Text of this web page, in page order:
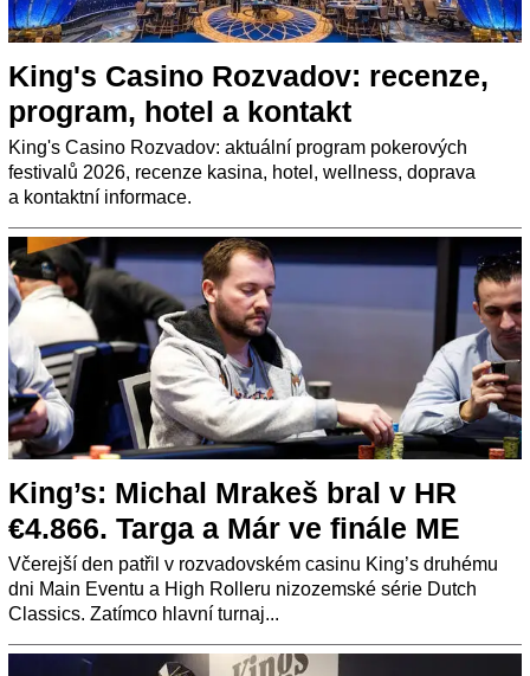
King's Casino Rozvadov: recenze,
program, hotel a kontakt
King's Casino Rozvadov: aktuální program pokerových
festivalů 2026, recenze kasina, hotel, wellness, doprava
a kontaktní informace.
King’s: Michal Mrakeš bral v HR
€4.866. Targa a Már ve finále ME
Včerejší den patřil v rozvadovském casinu King’s druhému
dni Main Eventu a High Rolleru nizozemské série Dutch
Classics. Zatímco hlavní turnaj...